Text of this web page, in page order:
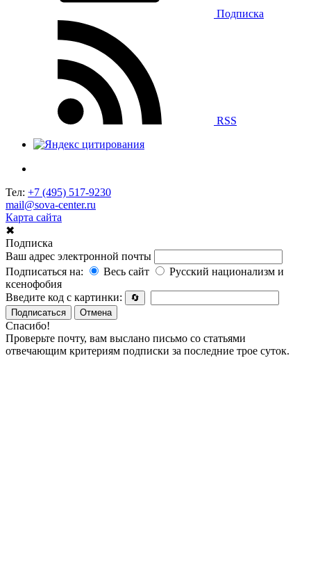
Подписка
RSS
Тел: +7 (495) 517-9230
mail@sova-center.ru
Карта сайта
✖
Подписка
Ваш адрес электронной почты
Подписаться на:
Весь сайт
Русский национализм и
ксенофобия
Введите код с картинки:
🔄
Подписаться
Отмена
Спасибо!
Проверьте почту, вам выслано письмо со статьями
отвечающим критериям подписки за последние трое суток.